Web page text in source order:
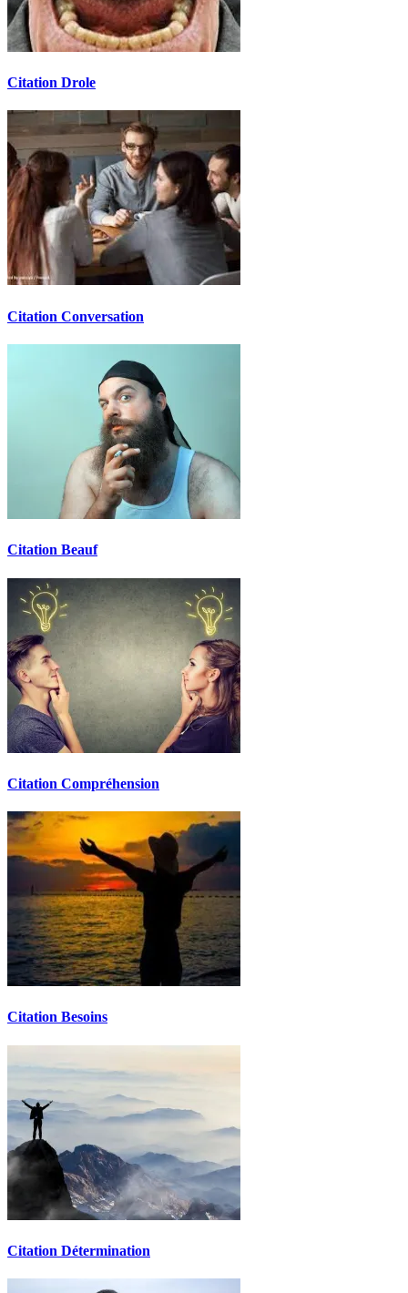
Citation Drole
Citation Conversation
Citation Beauf
Citation Compréhension
Citation Besoins
Citation Détermination